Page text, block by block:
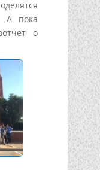
А пока
о